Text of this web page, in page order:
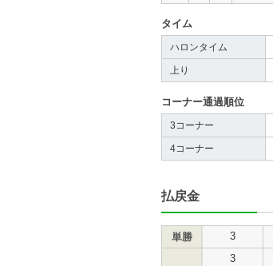
タイム
ハロンタイム
上り
コーナー通過順位
3コーナー
4コーナー
払戻金
単勝 3
3